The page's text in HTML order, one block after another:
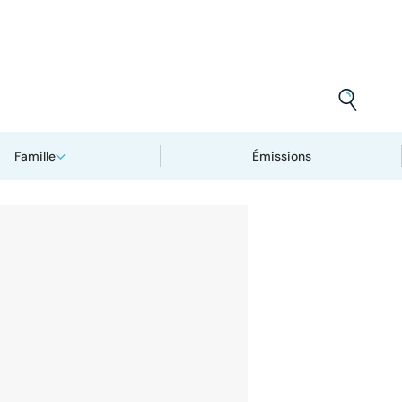
Famille Émissions